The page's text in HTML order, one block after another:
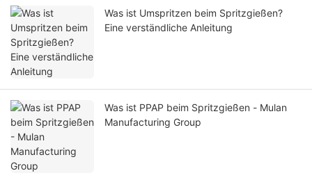
Was ist Umspritzen beim Spritzgießen?
Eine verständliche Anleitung
Was ist PPAP beim Spritzgießen - Mulan
Manufacturing Group